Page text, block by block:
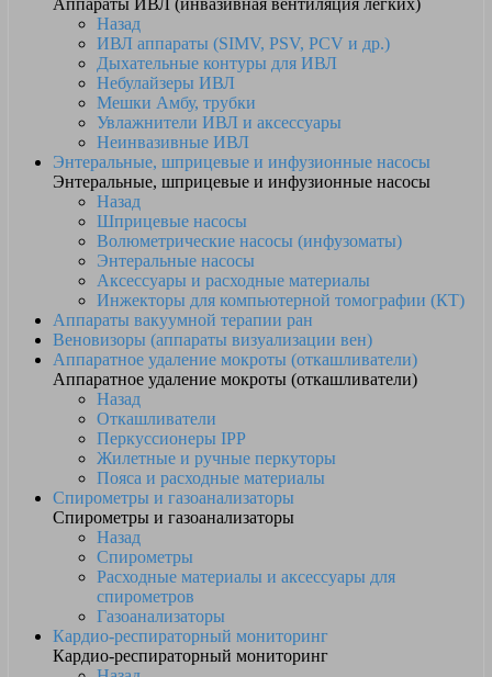
Аппараты ИВЛ (инвазивная вентиляция легких)
Назад
ИВЛ аппараты (SIMV, PSV, PCV и др.)
Дыхательные контуры для ИВЛ
Небулайзеры ИВЛ
Мешки Амбу, трубки
Увлажнители ИВЛ и аксессуары
Неинвазивные ИВЛ
Энтеральные, шприцевые и инфузионные насосы
Энтеральные, шприцевые и инфузионные насосы
Назад
Шприцевые насосы
Волюметрические насосы (инфузоматы)
Энтеральные насосы
Аксессуары и расходные материалы
Инжекторы для компьютерной томографии (КТ)
Аппараты вакуумной терапии ран
Веновизоры (аппараты визуализации вен)
Аппаратное удаление мокроты (откашливатели)
Аппаратное удаление мокроты (откашливатели)
Назад
Откашливатели
Перкуссионеры IPP
Жилетные и ручные перкуторы
Пояса и расходные материалы
Спирометры и газоанализаторы
Спирометры и газоанализаторы
Назад
Спирометры
Расходные материалы и аксессуары для
спирометров
Газоанализаторы
Кардио-респираторный мониторинг
Кардио-респираторный мониторинг